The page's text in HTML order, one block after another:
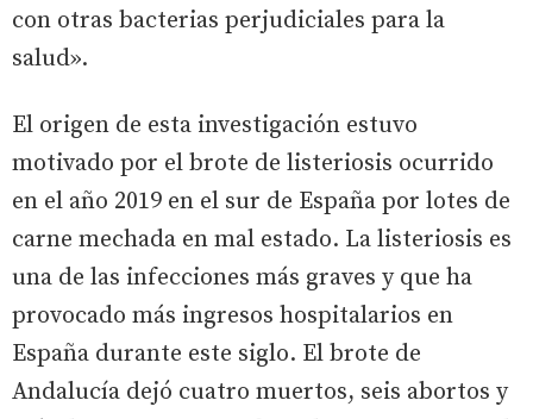
con otras bacterias perjudiciales para la
salud».
El origen de esta investigación estuvo
motivado por el brote de listeriosis ocurrido
en el año 2019 en el sur de España por lotes de
carne mechada en mal estado. La listeriosis es
una de las infecciones más graves y que ha
provocado más ingresos hospitalarios en
España durante este siglo. El brote de
Andalucía dejó cuatro muertos, seis abortos y